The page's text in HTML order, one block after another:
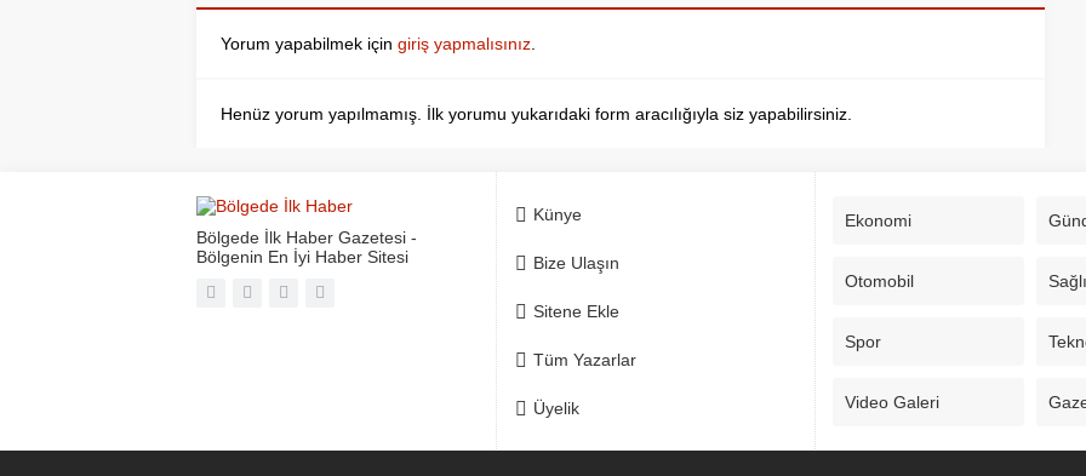
Yorum yapabilmek için giriş yapmalısınız
Henüz yorum yapılmamış. İlk yorumu yukarıdaki form aracılığıyla siz yapabilirsiniz.
Bölgede İlk Haber Gazetesi -
Bölgenin En İyi Haber Sitesi
Künye
Bize Ulaşın
Sitene Ekle
Tüm Yazarlar
Üyelik
Ekonomi
Otomobil
Spor
Video Galeri